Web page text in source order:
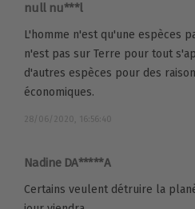
null nu***l
L'homme n'est qu'une espèces
n'est pas sur Terre pour tout
d'autres espèces pour des
économiques.
28/06/2020, 16:56:40
Nadine DA*****A
Certains veulent détruire la